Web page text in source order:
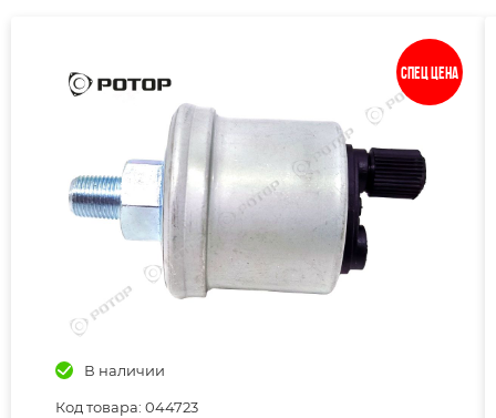
Спец цена
В наличии
Код товара: 044723